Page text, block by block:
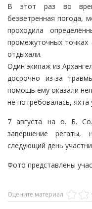
В этот раз во
безветренная погода,
проходила
промежуточных точках
отдыхали.
Один экипаж из
досрочно из-за
помощь ему оказали
не потребовалась,
7 августа на о. Б.
завершение регаты,
следующий день
Фото представлены
Оцените материал